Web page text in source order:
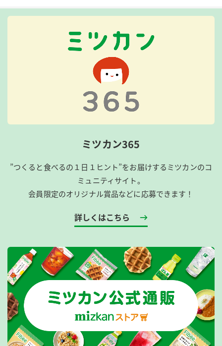
ミツカン365
”つくると食べるの１日１ヒント”をお届けするミツカンのコ
ミュニティサイト。
会員限定のオリジナル賞品などに応募できます！
詳しくはこちら